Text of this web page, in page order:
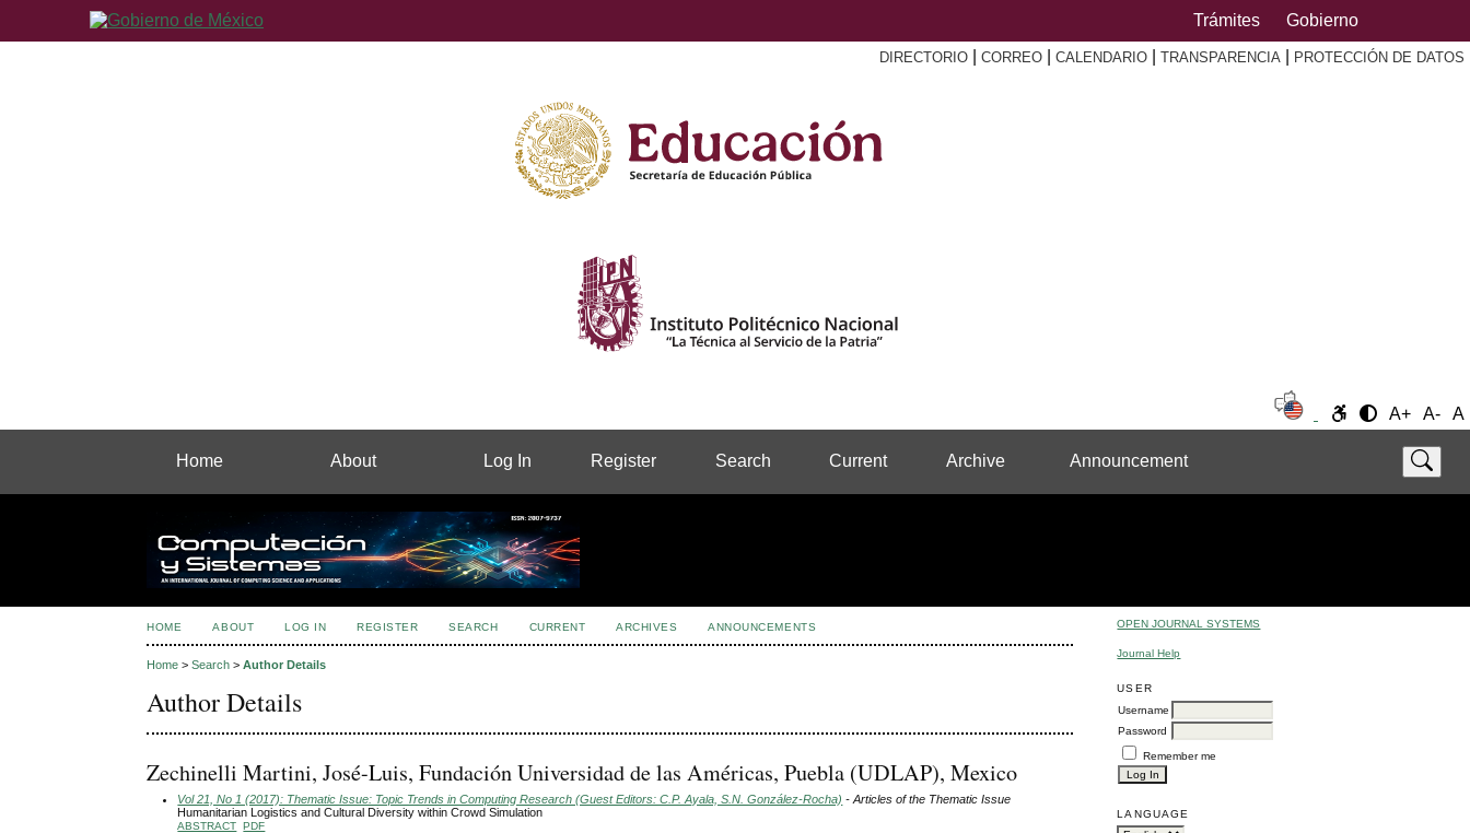
Trámites Gobierno
DIRECTORIO CORREO CALENDARIO TRANSPARENCIA PROTECCIÓN DE DATOS
A+ A- A
Home About Log In Register Search Current Archive Announcement
OPEN JOURNAL SYSTEMS
Journal Help
USER
Username
Password
Remember me
LANGUAGE
HOME ABOUT LOG IN REGISTER SEARCH CURRENT ARCHIVES ANNOUNCEMENTS
Home >Search >Author Details
Author Details
Zechinelli Martini, José-Luis, Fundación Universidad de las Américas, Puebla (UDLAP), Mexico
Vol 21, No 1 (2017): Thematic Issue: Topic Trends in Computing Research (Guest Editors: C.P. Ayala, S.N. González-Rocha) - Articles of the Thematic Issue
Humanitarian Logistics and Cultural Diversity within Crowd Simulation
ABSTRACT PDF